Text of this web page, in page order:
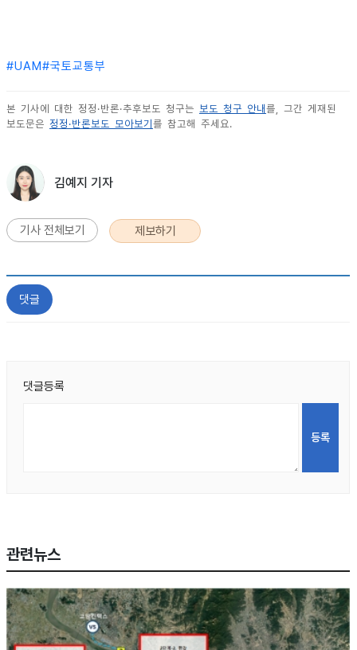
#UAM#국토교통부
본 기사에 대한 정정·반론·추후보도 청구는 보도 청구 안내 를, 그간 게재된
보도문은 정정·반론보도 모아보기 를 참고해 주세요.
김예지 기자
기사 전체보기 제보하기
댓글
댓글등록
관련뉴스